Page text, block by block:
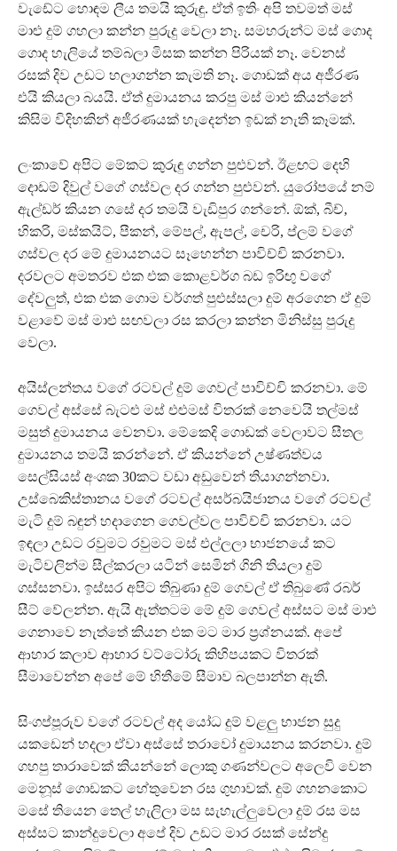
වැඩේට හොඳම ලීය තමයි කුරුඳු. ඒත් ඉතිං අපි තවමත් මස්
මාළු දුම් ගහලා කන්න පුරුදු වෙලා නෑ. සමහරුන්ට මස් ගොද
ගොද හැලියේ තම්බලා මිසක කන්න පිරියක් නෑ. වෙනස්
රසක් දිව උඩට හලාගන්න කැමති නෑ. ගොඩක් අය අජීරණ
එයි කියලා බයයි. ඒත් දුමායනය කරපු මස් මාළු කියන්නේ
කිසිම විදිහකින් අජීරණයක් හැදෙන්න ඉඩක් නැති කෑමක්.
ලංකාවේ අපිට මේකට කුරුඳු ගන්න පුළුවන්. ඊළඟට දෙහි
දොඩම් දිවුල් වගේ ගස්වල දර ගන්න පුළුවන්. යුරෝපයේ නම්
ඇල්ඩර් කියන ගසේ දර තමයි වැඩිපුර ගන්නේ. ඕක්, බීච්,
හිකරි, මස්කයිට්, පීකන්, මේපල්, ඇපල්, චෙරි, ප්ලම් වගේ
ගස්වල දර මේ දුමායනයට සෑහෙන්න පාවිච්චි කරනවා.
දරවලට අමතරව එක එක කොළවර්ග බඩ ඉරිඟු වගේ
දේවලුත්, එක එක ගොම වර්ගත් පුළුස්සලා දුම් අරගෙන ඒ දුම්
වළාවේ මස් මාළු සඟවලා රස කරලා කන්න මිනිස්සු පුරුදු
වෙලා.
අයිස්ලන්තය වගේ රටවල් දුම් ගෙවල් පාවිච්චි කරනවා. මේ
ගෙවල් අස්සේ බැටළු මස් එළුමස් විතරක් නෙවෙයි තල්මස්
මසුත් දුමායනය වෙනවා. මේකෙදි ගොඩක් වෙලාවට සීතල
දුමායනය තමයි කරන්නේ. ඒ කියන්නේ උෂ්ණත්වය
සෙල්සියස් අංශක 30කට වඩා අඩුවෙන් තියාගන්නවා.
උස්බෙකිස්තානය වගේ රටවල් අසර්බයිජානය වගේ රටවල්
මැටි දුම් බඳුන් හදාගෙන ගෙවල්වල පාවිච්චි කරනවා. යට
ඉඳලා උඩට රවුමට රවුමට මස් එල්ලලා භාජනයේ කට
මැටිවලින්ම සීල්කරලා යටින් සෙමින් ගිනි තියලා දුම්
ගස්සනවා. ඉස්සර අපිට තිබුණා දුම් ගෙවල් ඒ තිබුණේ රබර්
සීට් වේලන්න. ඇයි ඇත්තටම මේ දුම් ගෙවල් අස්සට මස් මාළු
ගෙනාවෙ නැත්තේ කියන එක මට මාර ප්‍රශ්නයක්. අපේ
ආහාර කලාව ආහාර වට්ටෝරු කිහිපයකට විතරක්
සීමාවෙන්න අපේ මේ හිතීමේ සීමාව බලපාන්න ඇති.
සිංගප්පූරුව වගේ රටවල් අද යෝධ දුම් වළලු භාජන සුදු
යකඩෙන් හදලා ඒවා අස්සේ තරාවෝ දුමායනය කරනවා. දුම්
ගහපු තාරාවෙක් කියන්නේ ලොකු ගණන්වලට අලෙවි වෙන
මෙනූස් ගොඩකට හේතුවෙන රස ගුහාවක්. දුම් ගහනකොට
මසේ තියෙන තෙල් හැලිලා මස සැහැල්ලුවෙලා දුම් රස මස
අස්සට කාන්දුවෙලා අපේ දිව උඩට මාර රසක් සේන්දු